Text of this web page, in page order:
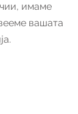
имаме
вашата